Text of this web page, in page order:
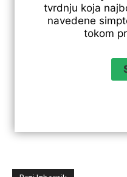
tvrdnju koja
navedene
tokom